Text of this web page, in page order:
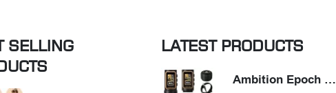
SELLING
LATEST PRODUCTS
Ambition Epoch Max (2 ელემენტით)